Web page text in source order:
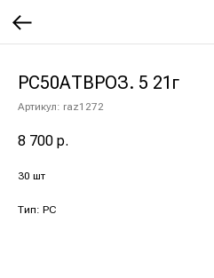
РС50АТВРОЗ. 5 21г
Артикул: raz1272
8 700 р.
30 шт
Тип: РС